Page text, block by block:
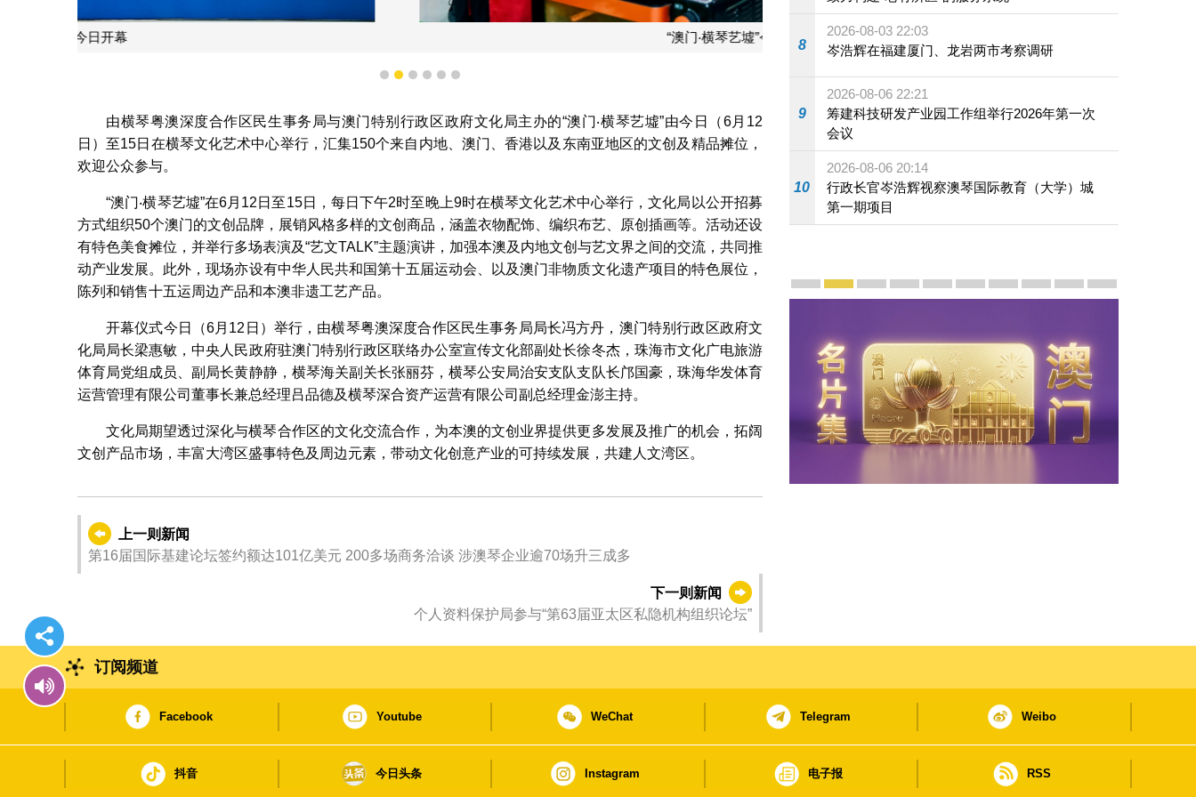
1 2 3 4 5 6
由横琴粤澳深度合作区民生事务局与澳门特别行政区政府文化局主办的“澳门‧横琴艺墟”由今日（6月12
日）至15日在横琴文化艺术中心举行，汇集150个来自内地、澳门、香港以及东南亚地区的文创及精品摊位，
欢迎公众参与。
“澳门‧横琴艺墟”在6月12日至15日，每日下午2时至晚上9时在横琴文化艺术中心举行，文化局以公开招募
方式组织50个澳门的文创品牌，展销风格多样的文创商品，涵盖衣物配饰、编织布艺、原创插画等。活动还设
有特色美食摊位，并举行多场表演及“艺文TALK”主题演讲，加强本澳及内地文创与艺文界之间的交流，共同推
动产业发展。此外，现场亦设有中华人民共和国第十五届运动会、以及澳门非物质文化遗产项目的特色展位，
陈列和销售十五运周边产品和本澳非遗工艺产品。
开幕仪式今日（6月12日）举行，由横琴粤澳深度合作区民生事务局局长冯方丹，澳门特别行政区政府文
化局局长梁惠敏，中央人民政府驻澳门特别行政区联络办公室宣传文化部副处长徐冬杰，珠海市文化广电旅游
体育局党组成员、副局长黄静静，横琴海关副关长张丽芬，横琴公安局治安支队支队长邝国豪，珠海华发体育
运营管理有限公司董事长兼总经理吕品德及横琴深合资产运营有限公司副总经理金澎主持。
文化局期望透过深化与横琴合作区的文化交流合作，为本澳的文创业界提供更多发展及推广的机会，拓阔
文创产品市场，丰富大湾区盛事特色及周边元素，带动文化创意产业的可持续发展，共建人文湾区。
上一则新闻
第16届国际基建论坛签约额达101亿美元 200多场商务洽谈 涉澳琴企业逾70场升三成多
下一则新闻
个人资料保护局参与“第63届亚太区私隐机构组织论坛”
8
2026-08-03 22:03
岑浩辉在福建厦门、龙岩两市考察调研
9
2026-08-06 22:21
筹建科技研发产业园工作组举行2026年第一次
会议
10
2026-08-06 20:14
行政长官岑浩辉视察澳琴国际教育（大学）城
第一期项目
宣传及推广
赓续中葡传统友谊 续写“一国两制”新篇章 — 澳门“一国
澳门名片集
行政长官岑浩辉11月18日发表2026年施政报
施政特写澳门特别行政区经济和社会发展第
横琴粤澳深度合作区专题网站
施政小讲堂
走进澳门澳门相簿2020
《澳门微视
订阅频道
Facebook Youtube WeChat Telegram Weibo
抖音 今日头条 Instagram 电子报 RSS